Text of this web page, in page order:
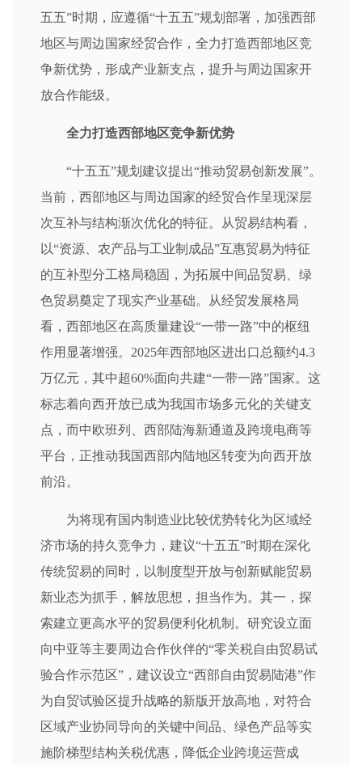
五五”时期，应遵循“十五五”规划部署，加强西部
地区与周边国家经贸合作，全力打造西部地区竞
争新优势，形成产业新支点，提升与周边国家开
放合作能级。
全力打造西部地区竞争新优势
“十五五”规划建议提出“推动贸易创新发展”。
当前，西部地区与周边国家的经贸合作呈现深层
次互补与结构渐次优化的特征。从贸易结构看，
以“资源、农产品与工业制成品”互惠贸易为特征
的互补型分工格局稳固，为拓展中间品贸易、绿
色贸易奠定了现实产业基础。从经贸发展格局
看，西部地区在高质量建设“一带一路”中的枢纽
作用显著增强。2025年西部地区进出口总额约4.3
万亿元，其中超60%面向共建“一带一路”国家。这
标志着向西开放已成为我国市场多元化的关键支
点，而中欧班列、西部陆海新通道及跨境电商等
平台，正推动我国西部内陆地区转变为向西开放
前沿。
为将现有国内制造业比较优势转化为区域经
济市场的持久竞争力，建议“十五五”时期在深化
传统贸易的同时，以制度型开放与创新赋能贸易
新业态为抓手，解放思想，担当作为。其一，探
索建立更高水平的贸易便利化机制。研究设立面
向中亚等主要周边合作伙伴的“零关税自由贸易试
验合作示范区”，建议设立“西部自由贸易陆港”作
为自贸试验区提升战略的新版开放高地，对符合
区域产业协同导向的关键中间品、绿色产品等实
施阶梯型结构关税优惠，降低企业跨境运营成